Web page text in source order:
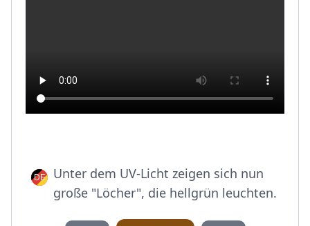
Unter dem UV-Licht zeigen sich nun
große "Löcher", die hellgrün leuchten.